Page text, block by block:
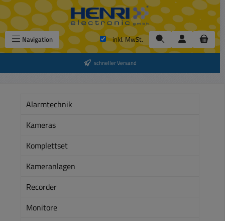
Zum Hauptinhalt springen
Navigation inkl. MwSt.
schneller Versand
Alarmtechnik
Kameras
Komplettset
Kameranlagen
Recorder
Monitore